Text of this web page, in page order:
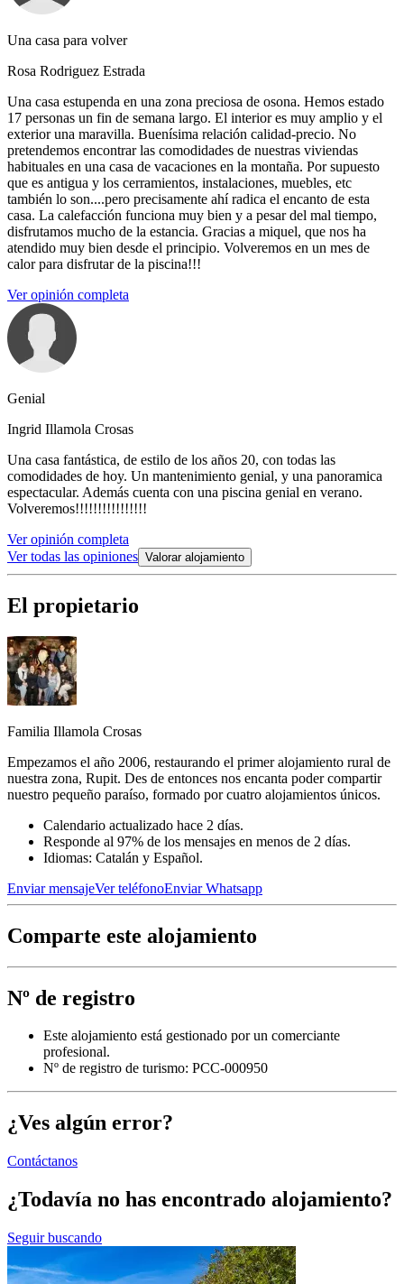
Una casa para volver
Rosa Rodriguez Estrada
Una casa estupenda en una zona preciosa de osona. Hemos estado
17 personas un fin de semana largo. El interior es muy amplio y el
exterior una maravilla. Buenísima relación calidad-precio. No
pretendemos encontrar las comodidades de nuestras viviendas
habituales en una casa de vacaciones en la montaña. Por supuesto
que es antigua y los cerramientos, instalaciones, muebles, etc
también lo son....pero precisamente ahí radica el encanto de esta
casa. La calefacción funciona muy bien y a pesar del mal tiempo,
disfrutamos mucho de la estancia. Gracias a miquel, que nos ha
atendido muy bien desde el principio. Volveremos en un mes de
calor para disfrutar de la piscina!!!
Ver opinión completa
Genial
Ingrid Illamola Crosas
Una casa fantástica, de estilo de los años 20, con todas las
comodidades de hoy. Un mantenimiento genial, y una panoramica
espectacular. Además cuenta con una piscina genial en verano.
Volveremos!!!!!!!!!!!!!!!!
Ver opinión completa
Ver todas las opiniones Valorar alojamiento
El propietario
Familia Illamola Crosas
Empezamos el año 2006, restaurando el primer alojamiento rural de
nuestra zona, Rupit. Des de entonces nos encanta poder compartir
nuestro pequeño paraíso, formado por cuatro alojamientos únicos.
Calendario actualizado hace 2 días.
Responde al 97% de los mensajes en menos de 2 días.
Idiomas: Catalán y Español.
Enviar mensajeVer teléfonoEnviar Whatsapp
Comparte este alojamiento
Nº de registro
Este alojamiento está gestionado por un comerciante
profesional.
Nº de registro de turismo: PCC-000950
¿Ves algún error?
Contáctanos
¿Todavía no has encontrado alojamiento?
Seguir buscando